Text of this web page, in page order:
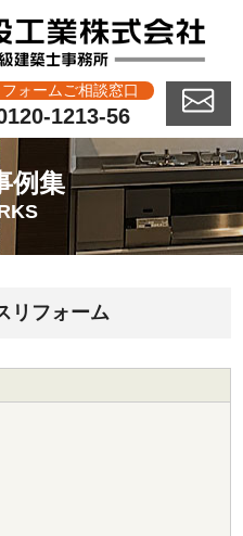
フォームご相談窓口
1213-56
例集
リフォーム